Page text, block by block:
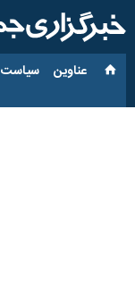
عناوین‌ سیاست